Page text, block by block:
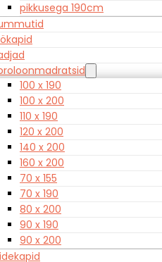
pikkusega 190cm
100 x 190
100 x 200
110 x 190
120 x 200
140 x 200
160 x 200
70 x 155
70 x 190
80 x 200
90 x 190
90 x 200